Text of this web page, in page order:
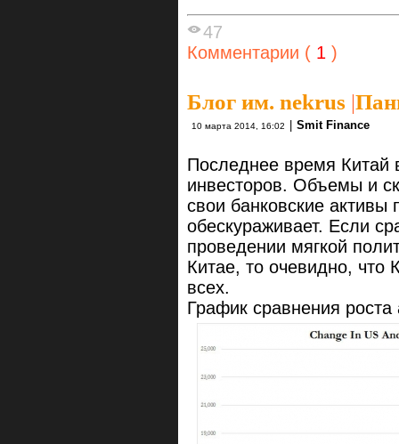
47
Комментарии ( 1 )
Блог им. nekrus |
10 марта 2014, 16:02 | Smit Finance
Последнее время Китай
инвесторов. Объемы и
свои банковские активы
обескураживает. Если
проведении мягкой
Китае, то очевидно, что
всех.
График сравнения